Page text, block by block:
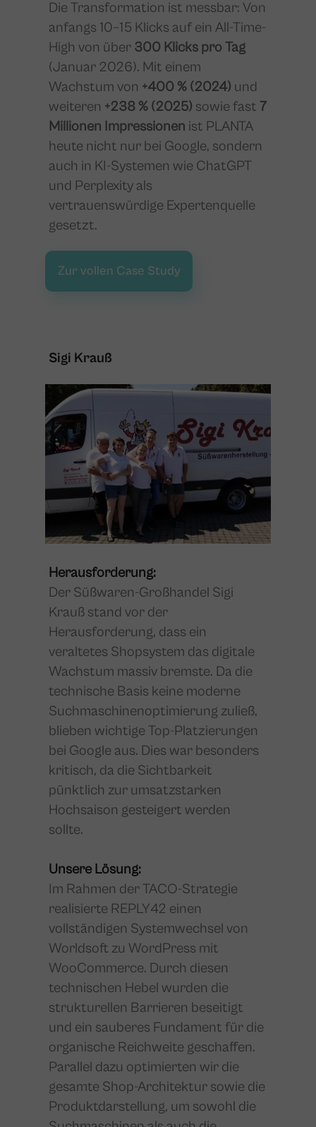
Die Transformation ist messbar: Von
anfangs 10–15 Klicks auf ein All-Time-
High von über 300 Klicks pro Tag
(Januar 2026). Mit einem
Wachstum von +400 % (2024) und
weiteren +238 % (2025) sowie fast 7
Millionen Impressionen ist PLANTA
heute nicht nur bei Google, sondern
auch in KI-Systemen wie ChatGPT
und Perplexity als
vertrauenswürdige Expertenquelle
gesetzt.
Zur vollen Case Study
Sigi Krauß
Herausforderung:
Der Süßwaren-Großhandel Sigi
Krauß stand vor der
Herausforderung, dass ein
veraltetes Shopsystem das digitale
Wachstum massiv bremste. Da die
technische Basis keine moderne
Suchmaschinenoptimierung zuließ,
blieben wichtige Top-Platzierungen
bei Google aus. Dies war besonders
kritisch, da die Sichtbarkeit
pünktlich zur umsatzstarken
Hochsaison gesteigert werden
sollte.
Unsere Lösung:
Im Rahmen der TACO-Strategie
realisierte REPLY42 einen
vollständigen Systemwechsel von
Worldsoft zu WordPress mit
WooCommerce. Durch diesen
technischen Hebel wurden die
strukturellen Barrieren beseitigt
und ein sauberes Fundament für die
organische Reichweite geschaffen.
Parallel dazu optimierten wir die
gesamte Shop-Architektur sowie die
Produktdarstellung, um sowohl die